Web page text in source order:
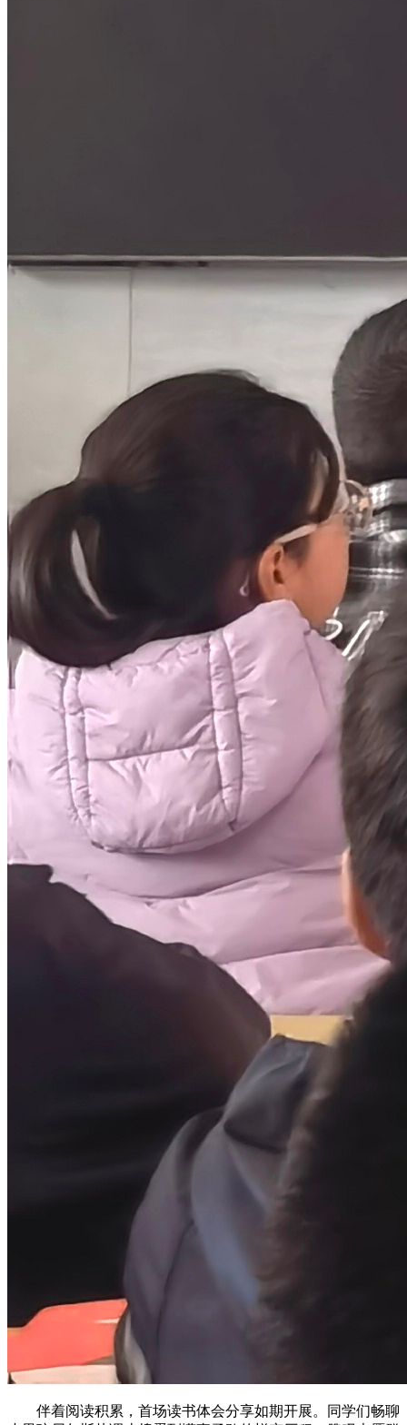
伴着阅读积累，首场读书体会分享如期开展。同学们畅聊